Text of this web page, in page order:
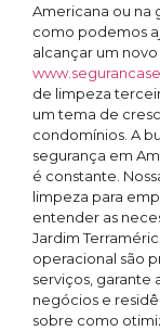
Americana ou na
como podemos
alcançar um
de limpeza
um tema de
condomínios. A
segurança em
é constante.
limpeza para
entender as
Jardim
operacional são
serviços, garante
negócios e
sobre como